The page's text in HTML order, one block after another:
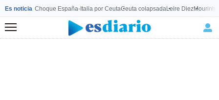
Es noticia Choque España-Italia por CeutaCeuta colapsadaLeire Diez
Menú